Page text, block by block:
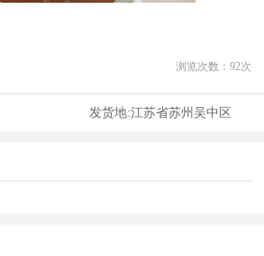
浏览次数： 92次
发货地:江苏省苏州吴中区